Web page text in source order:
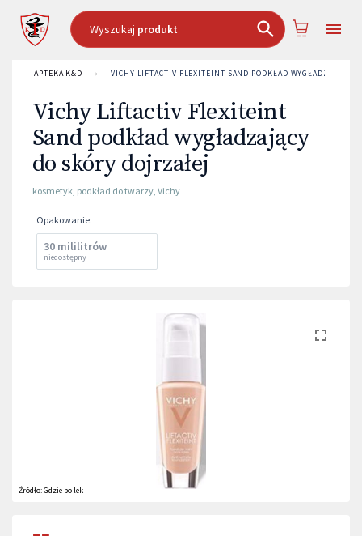
Wyszukaj produkt
APTEKA K&D › VICHY LIFTACTIV FLEXITEINT SAND PODKŁAD WYGŁADZAJĄCY
Vichy Liftactiv Flexiteint
Sand podkład wygładzający
do skóry dojrzałej
kosmetyk, podkład do twarzy, Vichy
Opakowanie:
30 mililitrów
niedostępny
Źródło:Gdzie po lek